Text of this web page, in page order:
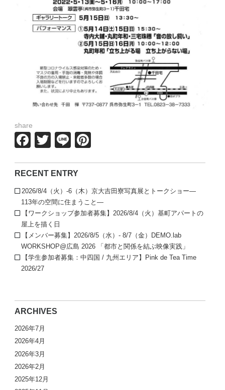
share
Facebook
Twitter
Line
RECENT ENTRY
2026/8/4（火）-6（木）京大吉田寮写真展とトークショー—
113年の空間に住まうこと—
【ワークショップ参加者募集】2026/8/4（火）基町アパートの
屋上を描く日
【メンバー募集】2026/8/5（水）- 8/7（金）DEMO.lab
WORKSHOP@広島 2026 「都市と関係を結ぶ映像実践」
【学生参加者募集：中四国 / 九州エリア】Pink de Tea Time
2026/27
ARCHIVES
2026年7月
2026年4月
2026年3月
2026年2月
2025年12月